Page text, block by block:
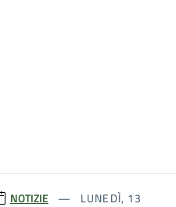
NOTIZIE
LUNEDÌ, 13